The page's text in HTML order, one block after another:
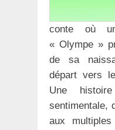
conte où
« Olympe »
de sa
départ vers
Une
sentimentale,
aux